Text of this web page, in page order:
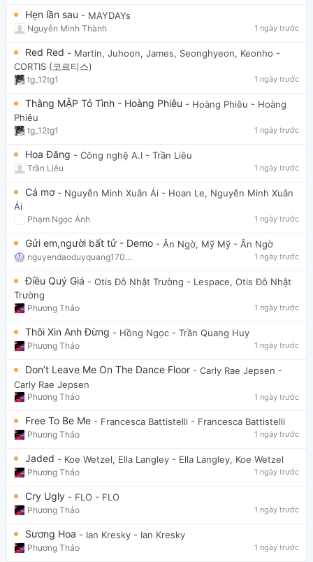
Hẹn lần sau - MAYDAYs
Nguyễn Minh Thành 1 ngày trước
Red Red - Martin, Juhoon, James, Seonghyeon, Keonho -
CORTIS (코르티스)
tg_12tg1 1 ngày trước
Thằng MẬP Tỏ Tình - Hoàng Phiêu - Hoàng Phiêu - Hoàng
Phiêu
tg_12tg1 1 ngày trước
Hoa Đăng - Công nghệ A.I - Trần Liêu
Trần Liêu 1 ngày trước
Cá mơ - Nguyễn Minh Xuân Ái - Hoan Le, Nguyễn Minh Xuân
Ái
Phạm Ngọc Ánh 1 ngày trước
Gửi em,người bất tử - Demo - Ân Ngờ, Mỹ Mỹ - Ân Ngờ
nguyendaoduyquang17021 1 ngày trước
Điều Quý Giá - Otis Đỗ Nhật Trường - Lespace, Otis Đỗ Nhật
Trường
Phương Thảo 1 ngày trước
Thôi Xin Anh Đừng - Hồng Ngọc - Trần Quang Huy
Phương Thảo 1 ngày trước
Don’t Leave Me On The Dance Floor - Carly Rae Jepsen -
Carly Rae Jepsen
Phương Thảo 1 ngày trước
Free To Be Me - Francesca Battistelli - Francesca Battistelli
Phương Thảo 1 ngày trước
Jaded - Koe Wetzel, Ella Langley - Ella Langley, Koe Wetzel
Phương Thảo 1 ngày trước
Cry Ugly - FLO - FLO
Phương Thảo 1 ngày trước
Sương Hoa - Ian Kresky - Ian Kresky
Phương Thảo 1 ngày trước